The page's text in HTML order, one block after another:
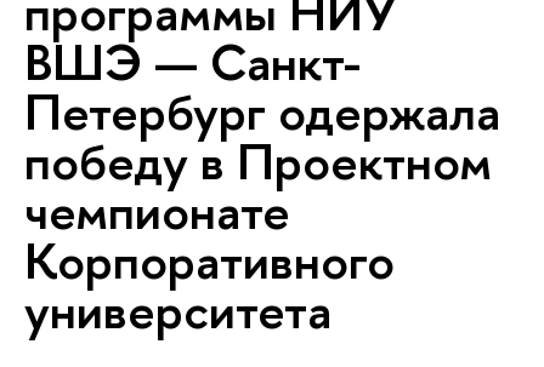
ВШЭ — Санкт-
Петербург одержала
победу в Проектном
чемпионате
Корпоративного
университета